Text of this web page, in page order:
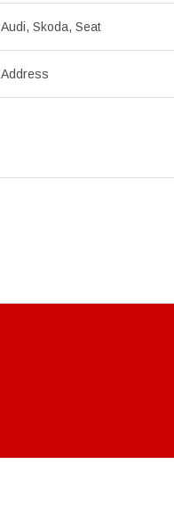
Audi, Skoda, Seat
Address